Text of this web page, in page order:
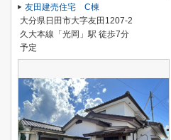
友田建売住宅 C棟
大分県日田市大字友田1207-2
久大本線「光岡」駅 徒歩7分
予定